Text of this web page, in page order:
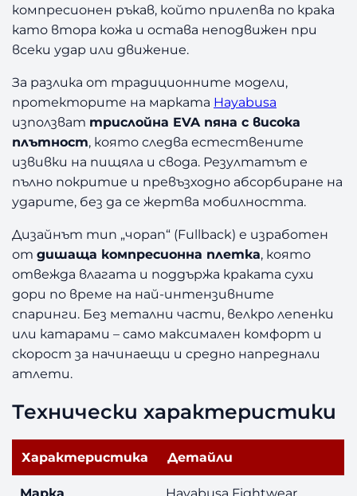
компресионен ръкав, който прилепва по крака
като втора кожа и остава неподвижен при
всеки удар или движение.
За разлика от традиционните модели,
протекторите на марката Hayabusa
използват трислойна EVA пяна с висока
плътност, която следва естествените
извивки на пищяла и свода. Резултатът е
пълно покритие и превъзходно абсорбиране на
ударите, без да се жертва мобилността.
Дизайнът тип „чорап“ (Fullback) е изработен
отдишаща компресионна плетка, която
отвежда влагата и поддържа краката сухи
дори по време на най-интензивните
спаринги. Без метални части, велкро лепенки
или катарами – само максимален комфорт и
скорост за начинаещи и средно напреднали
атлети.
Технически характеристики
Характеристика Детайли